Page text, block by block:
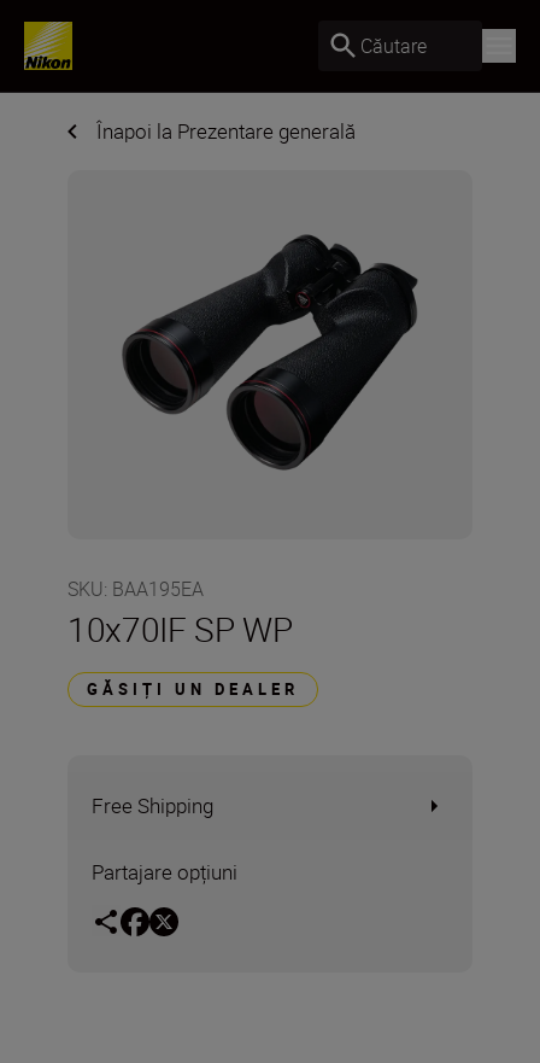
Căutare
Înapoi la Prezentare generală
SKU: BAA195EA
10x70IF SP WP
GĂSIȚI UN DEALER
Free Shipping
Partajare opțiuni